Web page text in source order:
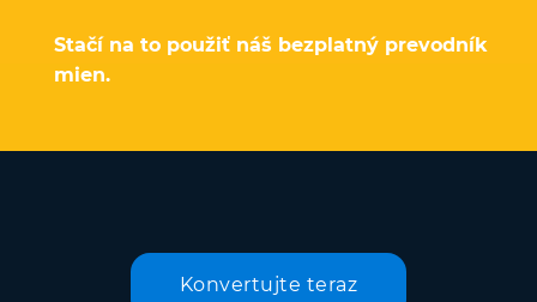
Stačí na to použiť náš bezplatný prevodník
mien.
Konvertujte teraz